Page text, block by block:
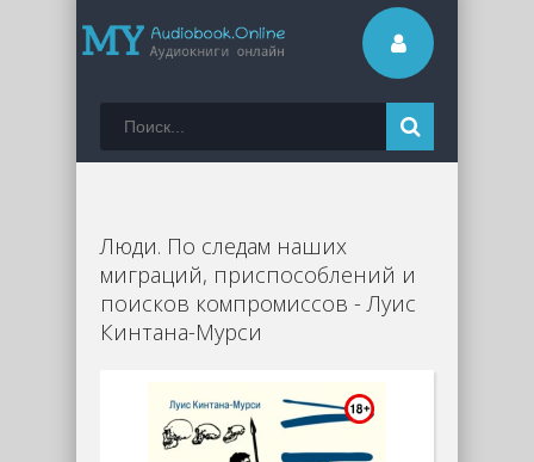
Люди. По следам наших
миграций, приспособлений и
поисков компромиссов - Луис
Кинтана-Мурси